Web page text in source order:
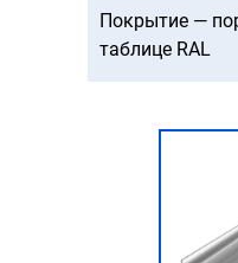
Покрытие —
таблице RAL